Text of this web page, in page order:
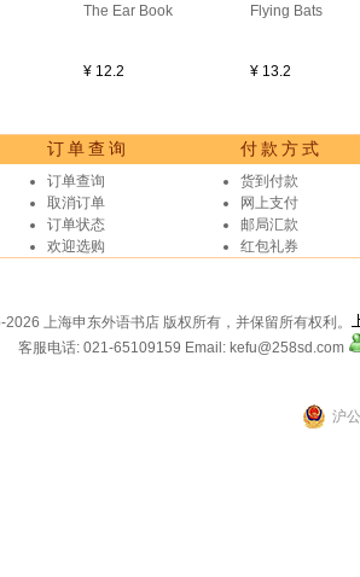
The Ear Book
¥ 12.2
Flying Bats
¥ 13.2
订单查询
订单查询
取消订单
订单状态
欢迎选购
付款方式
货到付款
网上支付
邮局汇款
红包礼券
上海申东外语书店 版权所有，并保留所有权利。
客服电话: 021-65109159 Email: kefu@258sd.com
沪